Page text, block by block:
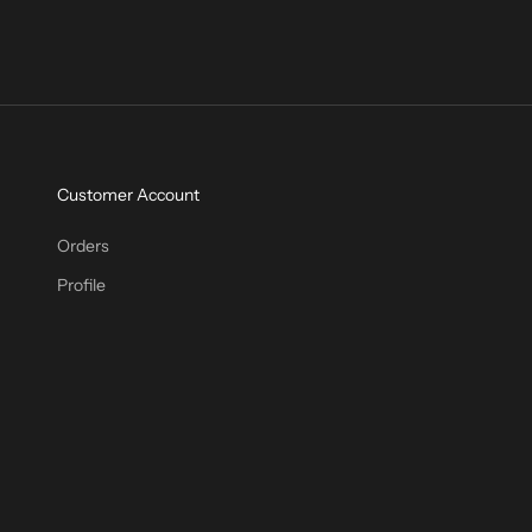
Customer Account
Orders
Profile